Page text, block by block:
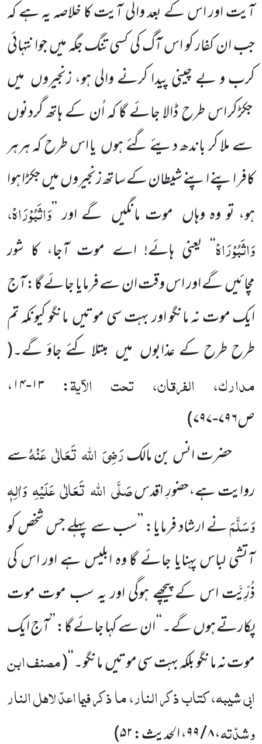
آیت اور اس کے بعد والی آیت کا خلاصہ یہ ہے کہ
جب ان کفار کو اس آگ کی کسی تنگ جگہ میں جوانتہائی
کرب و بے چینی پیدا کرنے والی ہو، زنجیروں میں
جکڑکر اس طرح ڈالا جائے گا کہ اُن کے ہاتھ گردنوں
سے ملا کر باندھ دیئے گئے ہوںیا اس طرح کہ ہرہر
کافر اپنے اپنے شیطان کے ساتھ زنجیروںمیںجکڑا ہوا
ہو، تو وہ وہاں موت مانگیں گے اور’’وَاثَبُوْرَاہْ،
وَاثَبُوْرَاہْ‘‘ یعنی ہائے! اے موت آجا، کا شور
مچائیںگےاور اس وقت ان سے فرمایا جائے گا:آج
ایک موت نہ مانگو اور بہت سی موتیںمانگو کیونکہ تم
طرح طرح کے عذابوں میں مبتلا کئے جاؤ گے۔(
مدارک، الفرقان، تحت الآیۃ
: ۱۳-۱۴،
ص۷۹۶-۷۹۷
)
حضرت انس بن مالکرَضِیَ اللہتَعَالٰیعَنْہُسے
روایت ہے،حضورِ اقدسصَلَّی اللہتَعَالٰیعَلَیْہِوَاٰلِہٖ
وَسَلَّمَنے ارشاد فرمایا: ’’سب سے پہلے جس شخص کو
آتشی لباس پہنایا جائے گا وہ ابلیس ہے اور اس کی
ذُرِّیَّت اس کے پیچھے ہوگی اور یہ سب موت موت
پکارتے ہوںگے۔‘‘ ان سے کہا جائے گا: ’’آج ایک
موت نہ مانگو بلکہ بہت سی موتیںمانگو۔‘‘(مصنف ابن
ابی شیبہ، کتاب ذکر النار، ما ذکر فیما اعدّ لاہل النار
وشدّتہ، ۸ / ۹۹، الحدیث: ۵۲ )